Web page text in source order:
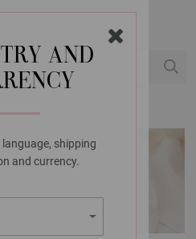
AND
language, shipping
and currency.